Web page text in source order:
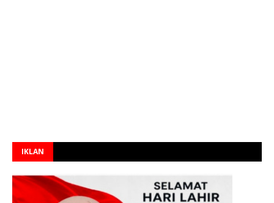
IKLAN